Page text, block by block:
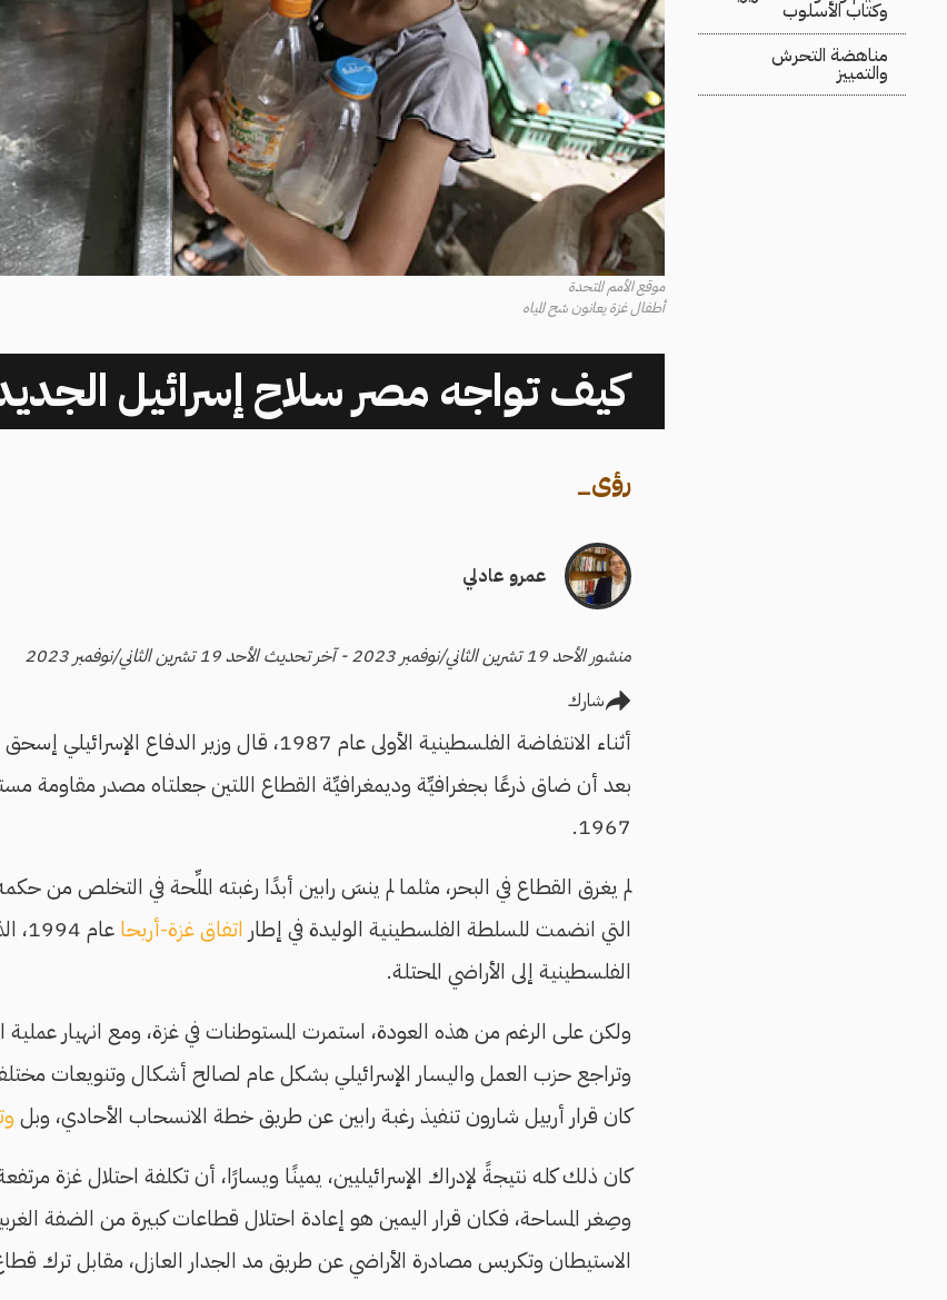
وكتاب الأسلوب
مناهضة التحرش
والتمييز
موقع الأمم المتحدة
أطفال غزة يعانون شح المياه
كيف تواجه مصر سلاح إسرائيل
رؤى_
عمرو عادلي
منشور الأحد 19 تشرين الثاني/نوفمبر 2023 - آخر تحديث الأحد 19 تشرين الثاني/نوفمبر 2023
شارك
أثناء الانتفاضة الفلسطينية الأولى عام 1987، قال وزير الدفاع الإسرائيلي إسحق رابين "
بعد أن ضاق ذرعًا بجغرافيِّة وديمغرافيِّة القطاع اللتين جعلتاه مصدر مقاومة
1967.
لم يغرق القطاع في البحر، مثلما لم ينسَ رابين أبدًا رغبته الملِّحة في التخلص من
التي انضمت للسلطة الفلسطينية الوليدة في إطار اتفاق غزة-أريحا
الفلسطينية إلى الأراضي المحتلة.
ولكن على الرغم من هذه العودة، استمرت المستوطنات في غزة، ومع انهيار عملية
وتراجع حزب العمل واليسار الإسرائيلي بشكل عام لصالح أشكال وتنويعات
كان قرار أرييل شارون تنفيذ رغبة رابين عن طريق خطة الانسحاب الأحادي، وبل
كان ذلك كله نتيجةً لإدراك الإسرائيليين، يمينًا ويسارًا، أن تكلفة احتلال غزة
وصِغر المساحة، فكان قرار اليمين هو إعادة احتلال قطاعات كبيرة من الضفة
الاستيطان وتكريس مصادرة الأراضي عن طريق مد الجدار العازل، مقابل ترك